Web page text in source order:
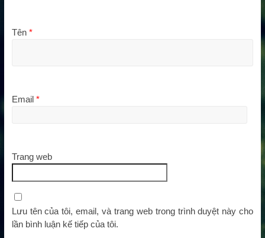
Tên *
Email *
Trang web
Lưu tên của tôi, email, và trang web trong trình duyệt này cho
lần bình luận kế tiếp của tôi.